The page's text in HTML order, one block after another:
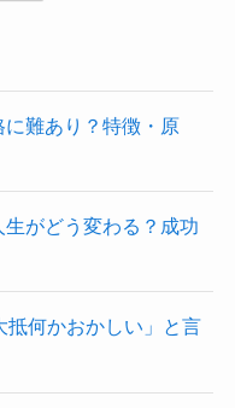
に難あり？特徴・原
がどう変わる？成功
抵何かおかしい」と言